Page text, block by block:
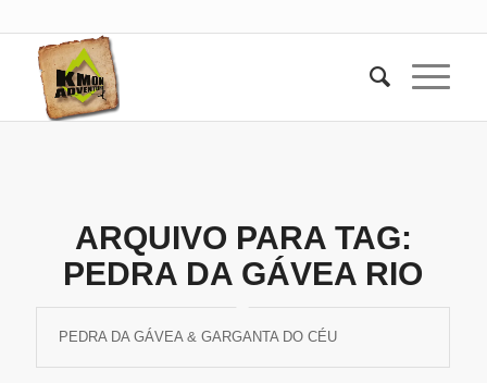
ARQUIVO PARA TAG:
PEDRA DA GÁVEA RIO
PEDRA DA GÁVEA & GARGANTA DO CÉU